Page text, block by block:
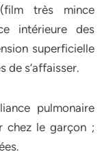
très mince
intérieure des
superficielle
de s’affaisser.
pulmonaire
chez le garçon ;